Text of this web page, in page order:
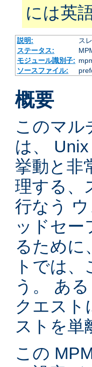
には英
説明:
ス
ステータス:
モジュール識別子:
ソースファイル:
概要
このマル
は、
挙動と非
理する、
行なう
ッドセー
るために
トでは
う。 あ
クエスト
ストを単
この